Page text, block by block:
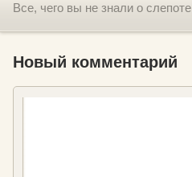
Все, чего вы не знали о слепоте
Новый комментарий